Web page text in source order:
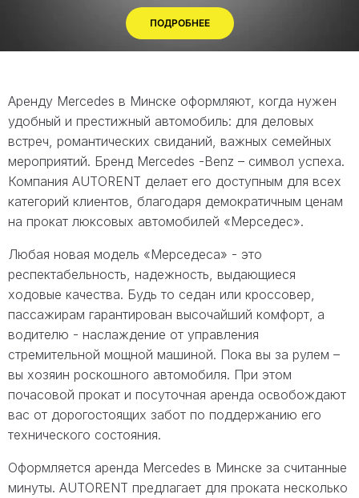
ПОДРОБНЕЕ
Аренду Mercedes в Минске оформляют, когда нужен
удобный и престижный автомобиль: для деловых
встреч, романтических свиданий, важных семейных
мероприятий. Бренд Mercedes -Benz – символ успеха.
Компания AUTORENT делает его доступным для всех
категорий клиентов, благодаря демократичным ценам
на прокат люксовых автомобилей «Мерседес».
Любая новая модель «Мерседеса» - это
респектабельность, надежность, выдающиеся
ходовые качества. Будь то седан или кроссовер,
пассажирам гарантирован высочайший комфорт, а
водителю - наслаждение от управления
стремительной мощной машиной. Пока вы за рулем –
вы хозяин роскошного автомобиля. При этом
почасовой прокат и посуточная аренда освобождают
вас от дорогостоящих забот по поддержанию его
технического состояния.
Оформляется аренда Mercedes в Минске за считанные
минуты. AUTORENT предлагает для проката несколько